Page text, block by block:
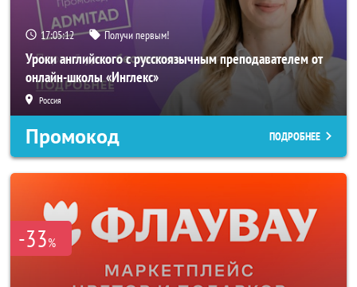
17:05:10 Получи первым!
Уроки английского с русскоязычным преподавателем от
онлайн-школы «Инглекс»
Россия
Промокод ПОДРОБНЕЕ
-33%